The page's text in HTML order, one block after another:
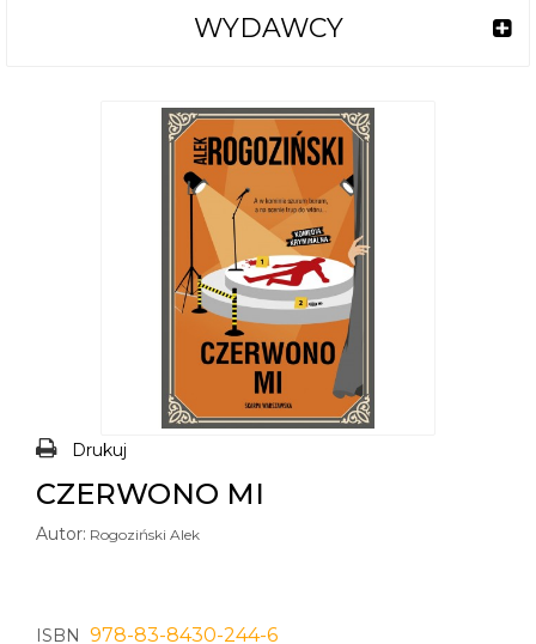
WYDAWCY
Drukuj
CZERWONO MI
Autor: Rogoziński Alek
ISBN 978-83-8430-244-6